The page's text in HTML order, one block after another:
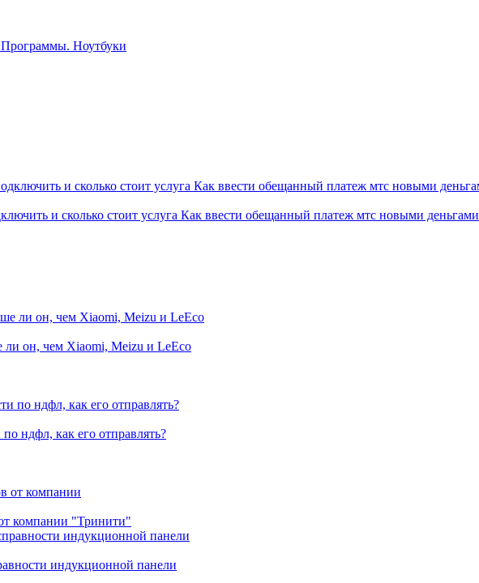
и сколько стоит услуга Как ввести обещанный платеж мтс новыми деньгами
ли он, чем Xiaomi, Meizu и LeEco
ндфл, как его отправлять?
компании "Тринити"
индукционной панели